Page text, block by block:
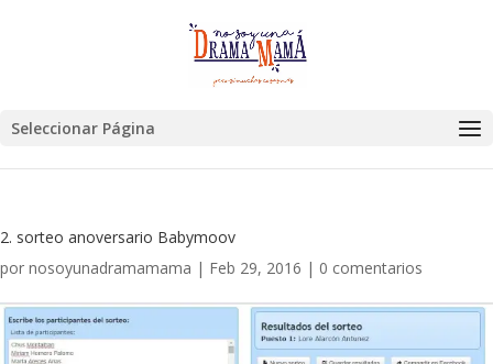
Seleccionar Página
2. sorteo anoversario Babymoov
por nosoyunadramamama | Feb 29, 2016 | 0 comentarios